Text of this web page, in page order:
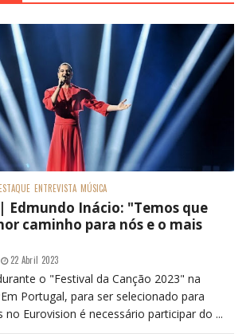
ENTREVISTA MÚSICA
| Edmundo Inácio: "Temos que
caminho para nós e o mais
22 Abril 2023
o "Festival da Canção 2023" na
Portugal, para ser selecionado para
no Eurovision é necessário participar do ...